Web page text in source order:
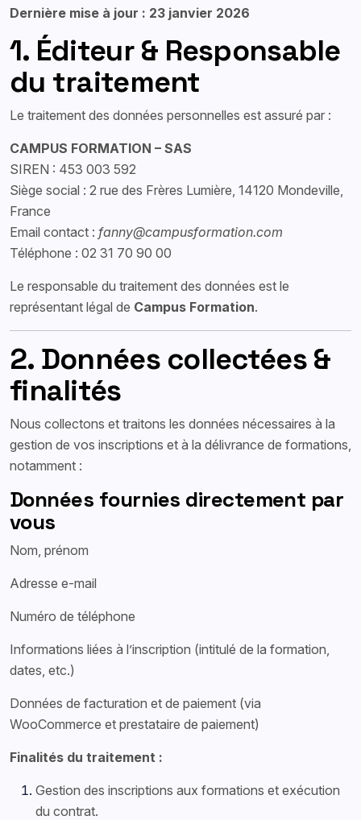
Dernière mise à jour : 23 janvier 2026
1. Éditeur & Responsable
du traitement
Le traitement des données personnelles est assuré par :
CAMPUS FORMATION – SAS
SIREN : 453 003 592
Siège social : 2 rue des Frères Lumière, 14120 Mondeville,
France
Email contact : fanny@campusformation.com
Téléphone : 02 31 70 90 00
Le responsable du traitement des données est le
représentant légal de Campus Formation.
2. Données collectées &
finalités
Nous collectons et traitons les données nécessaires à la
gestion de vos inscriptions et à la délivrance de formations,
notamment :
Données fournies directement par
vous
Nom, prénom
Adresse e-mail
Numéro de téléphone
Informations liées à l’inscription (intitulé de la formation,
dates, etc.)
Données de facturation et de paiement (via
WooCommerce et prestataire de paiement)
Finalités du traitement :
Gestion des inscriptions aux formations et exécution
du contrat.